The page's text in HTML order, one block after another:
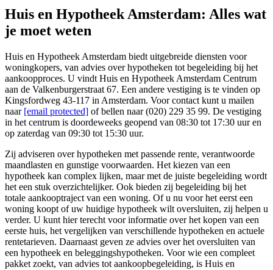
Huis en Hypotheek Amsterdam: Alles wat
je moet weten
Huis en Hypotheek Amsterdam biedt uitgebreide diensten voor
woningkopers, van advies over hypotheken tot begeleiding bij het
aankoopproces. U vindt Huis en Hypotheek Amsterdam Centrum
aan de Valkenburgerstraat 67. Een andere vestiging is te vinden op
Kingsfordweg 43-117 in Amsterdam. Voor contact kunt u mailen
naar [email protected] of bellen naar (020) 229 35 99. De vestiging
in het centrum is doordeweeks geopend van 08:30 tot 17:30 uur en
op zaterdag van 09:30 tot 15:30 uur.
Zij adviseren over hypotheken met passende rente, verantwoorde
maandlasten en gunstige voorwaarden. Het kiezen van een
hypotheek kan complex lijken, maar met de juiste begeleiding wordt
het een stuk overzichtelijker. Ook bieden zij begeleiding bij het
totale aankooptraject van een woning. Of u nu voor het eerst een
woning koopt of uw huidige hypotheek wilt oversluiten, zij helpen u
verder. U kunt hier terecht voor informatie over het kopen van een
eerste huis, het vergelijken van verschillende hypotheken en actuele
rentetarieven. Daarnaast geven ze advies over het oversluiten van
een hypotheek en beleggingshypotheken. Voor wie een compleet
pakket zoekt, van advies tot aankoopbegeleiding, is Huis en